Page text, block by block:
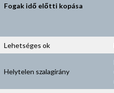
Fogak idő előtti kopása
Lehetséges ok
Helytelen szalagirány